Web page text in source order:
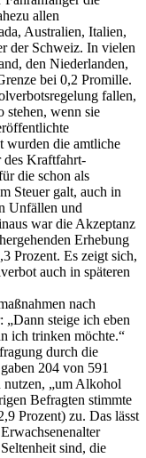
allen
Australien, Italien,
der Schweiz. In vielen
den Niederlanden,
bei 0,2 Promille.
fallen,
stehen, wenn sie
wurden die amtliche
des Kraftfahrt-
die schon als
Steuer galt, auch in
Unfällen und
war die Akzeptanz
Erhebung
Prozent. Es zeigt sich,
auch in späteren
nach
„Dann steige ich eben
ich trinken möchte.“
durch die
204 von 591
nutzen, „um Alkohol
Befragten stimmte
Prozent) zu. Das lässt
sind, die